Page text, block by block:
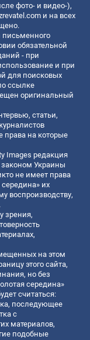
фото- и видео-),
и на всех
письменного
обязательной
- при
и при
для поисковых
ссылке
оригинальный
статьи,
на которые
Images редакция
Украины
не имеет права
их
воспроизводству,
зрения,
на этом
этого сайта,
но без
середина»
считаться:
последующее
с
материалов,
подобные